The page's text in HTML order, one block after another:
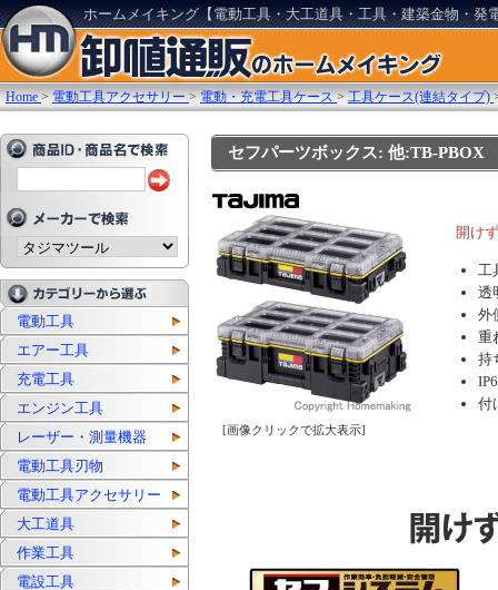
ホームメイキング【電動工具・大工道具・工具・建築金物・発
Home >電動工具アクセサリー >電動・充電工具ケース >工具ケース(連結タイプ)
電動工具
エアー工具
充電工具
エンジン工具
レーザー・測量機器
電動工具刃物
電動工具アクセサリー
大工道具
作業工具
電設工具
セフパーツボックス: 他:TB-PBOX
[画像クリックで拡大表示]
開け
工
透
外
重
持
付